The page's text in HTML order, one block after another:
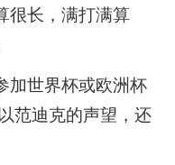
很长，满打满算
加世界杯或欧洲杯
范迪克的声望，还